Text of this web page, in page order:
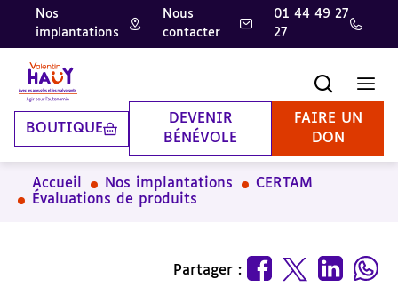
Aller
contenu
principal
Aller
pied
de
page
Aller
la
recherche
Nos
implantations
Nous
contacter
01 44 49 27
27
BOUTIQUE
DEVENIR
BÉNÉVOLE
FAIRE UN
DON
Accueil Nos implantations
CERTAM
Évaluations de produits
Partager :